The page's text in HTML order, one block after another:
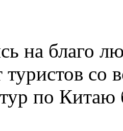
на благо
со
по Китаю